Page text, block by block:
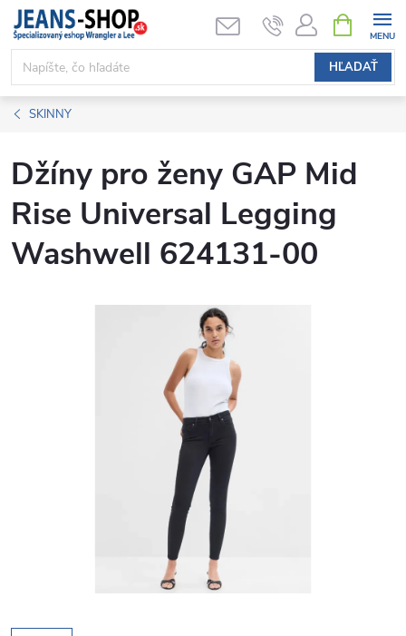
Prejsť
obsah
HĽADAŤ
KOŠÍK
SKINNY
Džíny pro ženy GAP Mid
Rise Universal Legging
Washwell 624131-00